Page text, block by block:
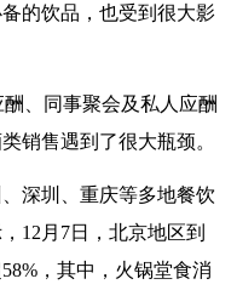
的饮品，也受到很大影
、同事聚会及私人应酬
销售遇到了很大瓶颈。
深圳、重庆等多地餐饮
12月7日，北京地区到
，其中，火锅堂食消